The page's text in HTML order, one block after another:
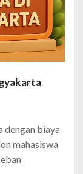
dengan biaya
mahasiswa